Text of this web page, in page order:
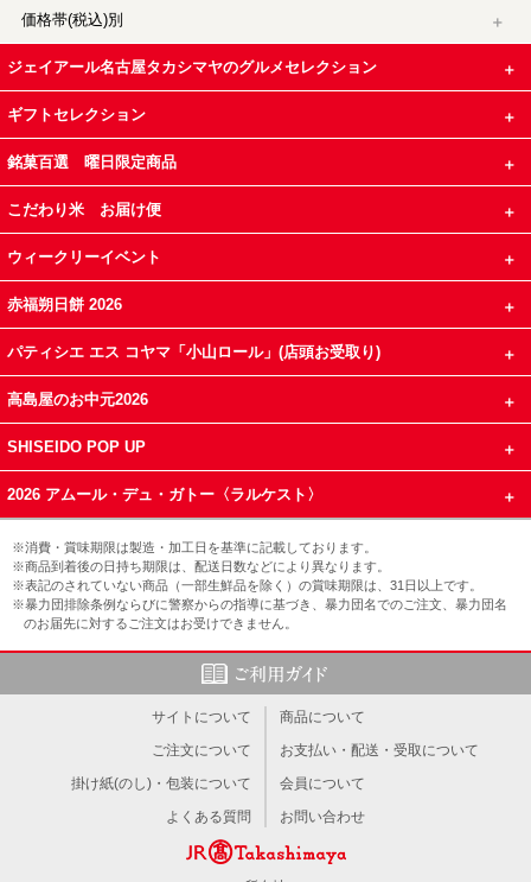
価格帯(税込)別
ジェイアール名古屋タカシマヤのグルメセレクション
ギフトセレクション
銘菓百選 曜日限定商品
こだわり米 お届け便
ウィークリーイベント
赤福朔日餅 2026
パティシエ エス コヤマ「小山ロール」(店頭お受取り)
高島屋のお中元2026
SHISEIDO POP UP
2026 アムール・デュ・ガトー〈ラルケスト〉
※消費・賞味期限は製造・加工日を基準に記載しております。
※商品到着後の日持ち期限は、配送日数などにより異なります。
※表記のされていない商品（一部生鮮品を除く）の賞味期限は、31日以上です。
※暴力団排除条例ならびに警察からの指導に基づき、暴力団名でのご注文、暴力団名
のお届先に対するご注文はお受けできません。
サイトについて
商品について
ご注文について
お支払い・配送・受取について
掛け紙(のし)・包装について
会員について
よくある質問
お問い合わせ